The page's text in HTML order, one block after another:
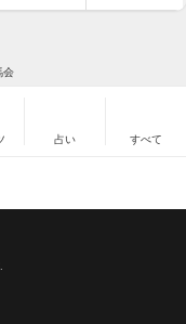
会
占い すべて